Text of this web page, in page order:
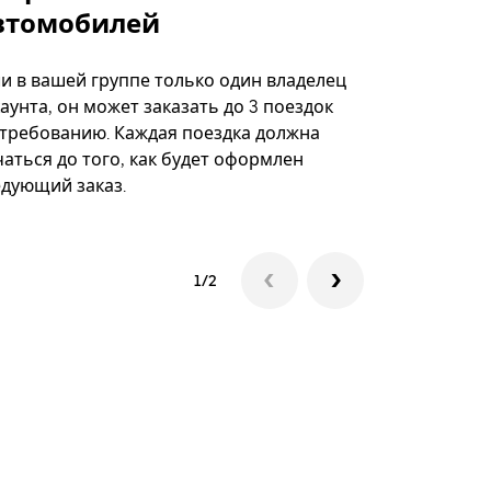
в вашей группе только один владелец
он может заказать до 3 поездок
Каждая поездка должна
до того, как будет оформлен
заказ.
1/2